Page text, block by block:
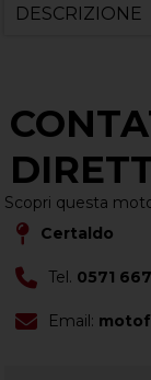
DESCRIZIONE
Scopri questa
Certaldo
Tel. 0571
Email: